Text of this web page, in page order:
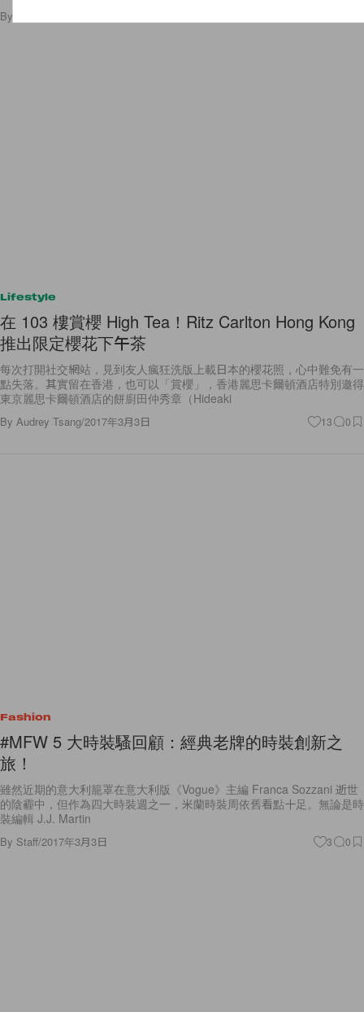
在 103 樓賞櫻 High Tea！Ritz Carlton Hong Kong
推出限定櫻花下午茶
每次打開社交網站，見到友人瘋狂洗版上載日本的櫻花照，心中難免有一
東京麗思卡爾頓酒店的餅廚田仲秀章（Hideaki
ByAudrey Tsang/2017年3月3日
#MFW 5 大時裝騷回顧：經典老牌的時裝創新之
旅！
雖然近期的意大利籠罩在意大利版《Vogue》主編 Franca Sozzani 逝世
裝編輯 J.J. Martin
ByStaff/2017年3月3日